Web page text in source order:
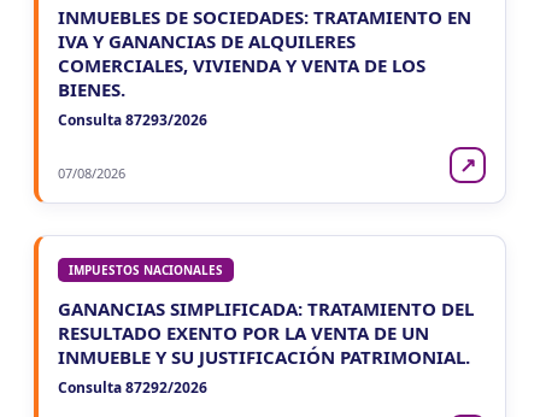
INMUEBLES DE SOCIEDADES: TRATAMIENTO EN
IVA Y GANANCIAS DE ALQUILERES
COMERCIALES, VIVIENDA Y VENTA DE LOS
BIENES.
Consulta 87293/2026
07/08/2026 ↗
IMPUESTOS NACIONALES
GANANCIAS SIMPLIFICADA: TRATAMIENTO DEL
RESULTADO EXENTO POR LA VENTA DE UN
INMUEBLE Y SU JUSTIFICACIÓN PATRIMONIAL.
Consulta 87292/2026